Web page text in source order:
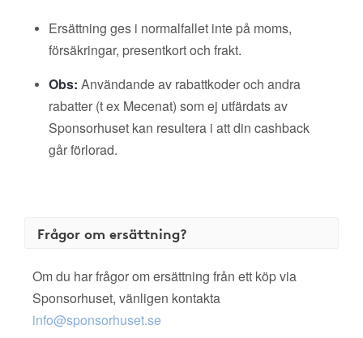
Ersättning ges i normalfallet inte på moms,
försäkringar, presentkort och frakt.
Obs: Användande av rabattkoder och andra
rabatter (t ex Mecenat) som ej utfärdats av
Sponsorhuset kan resultera i att din cashback
går förlorad.
Frågor om ersättning?
Om du har frågor om ersättning från ett köp via
Sponsorhuset, vänligen kontakta
info@sponsorhuset.se